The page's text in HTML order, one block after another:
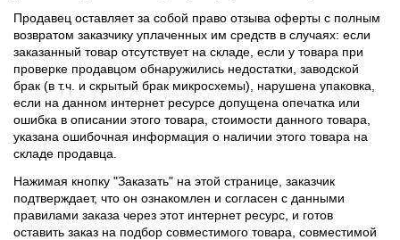
Продавец оставляет за собой право отзыва оферты с полным
возвратом заказчику уплаченных им средств в случаях: если
заказанный товар отсутствует на складе, если у товара при
проверке продавцом обнаружились недостатки, заводской
брак (в т.ч. и скрытый брак микросхемы), нарушена упаковка,
если на данном интернет ресурсе допущена опечатка или
ошибка в описании этого товара, стоимости данного товара,
указана ошибочная информация о наличии этого товара на
складе продавца.
Нажимая кнопку "Заказать" на этой странице, заказчик
подтверждает, что он ознакомлен и согласен с данными
правилами заказа через этот интернет ресурс, и готов
оставить заказ на подбор совместимого товара, совместимой